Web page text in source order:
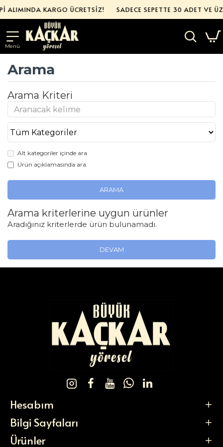
ALIMINDA KARGO ÜCRETSİZ! SADECE SEPETTE 30 ADET VE
Arama
Arama Kriteri
Alt kategoriler içinde ara
Ürün açıklamasında ara.
ARAMA
Arama kriterlerine uygun ürünler
Aradığınız kriterlerde ürün bulunamadı.
DEVAM
Hesabım
Bilgi Sayfaları
Ürünler